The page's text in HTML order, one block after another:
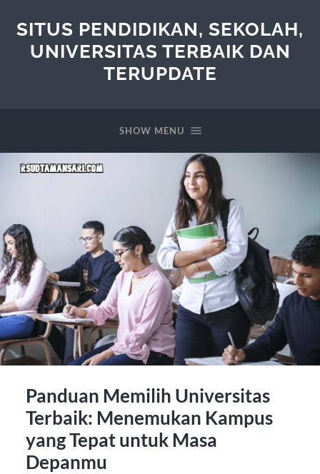
SITUS PENDIDIKAN, SEKOLAH,
UNIVERSITAS TERBAIK DAN
TERUPDATE
SHOW MENU
Panduan Memilih Universitas
Terbaik: Menemukan Kampus
yang Tepat untuk Masa
Depanmu